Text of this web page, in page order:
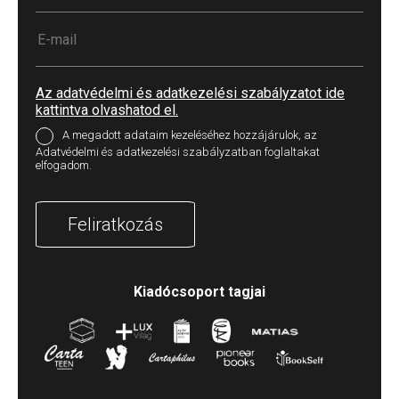
Az adatvédelmi és adatkezelési szabályzatot ide
kattintva olvashatod el.
A megadott adataim kezeléséhez hozzájárulok, az
Adatvédelmi és adatkezelési szabályzatban foglaltakat
elfogadom.
Feliratkozás
Kiadócsoport tagjai